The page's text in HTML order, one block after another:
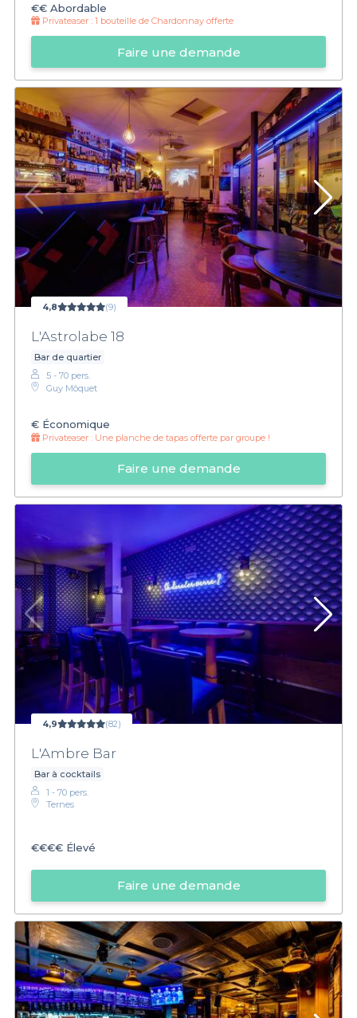
€€ Abordable
Privateaser : 1 bouteille de Chardonnay offerte
Faire une demande
4,8 (9)
L'Astrolabe 18
Bar de quartier
5 - 70 pers.
Guy Môquet
€ Économique
Privateaser : Une planche de tapas offerte par groupe !
Faire une demande
4,9 (82)
L'Ambre Bar
Bar à cocktails
1 - 70 pers.
Ternes
€€€€ Élevé
Faire une demande